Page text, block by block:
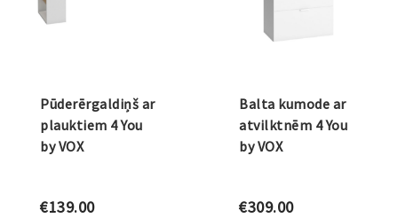
Pūderērgaldiņš ar
plauktiem 4 You
by VOX
€139.00
Balta kumode ar
atvilktnēm 4 You
by VOX
€309.00